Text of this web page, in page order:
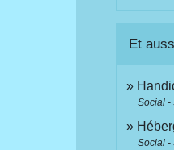
Et
Social -
Social -